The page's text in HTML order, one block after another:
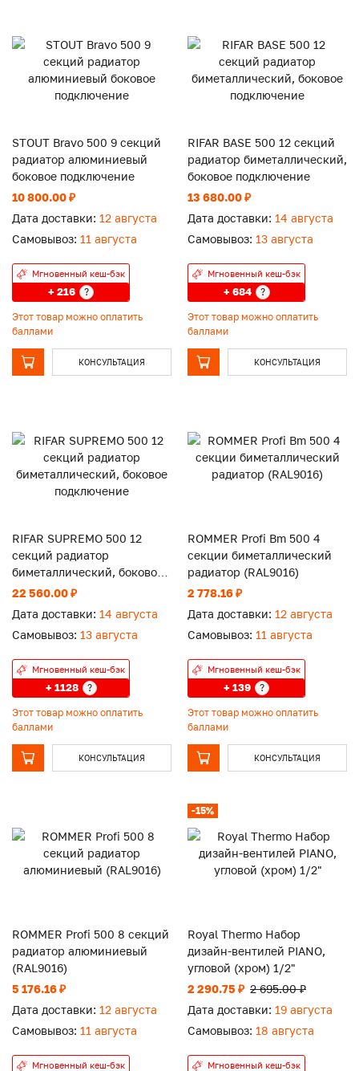
STOUT Bravo 500 9 секций
радиатор алюминиевый
боковое подключение
10 800.00 ₽
Дата доставки: 12 августа
Самовывоз: 11 августа
Мгновенный кеш-бэк
+ 216 ?
Этот товар можно оплатить
баллами
КОНСУЛЬТАЦИЯ
RIFAR BASE 500 12 секций
радиатор биметаллический,
боковое подключение
13 680.00 ₽
Дата доставки: 14 августа
Самовывоз: 13 августа
Мгновенный кеш-бэк
+ 684 ?
Этот товар можно оплатить
баллами
КОНСУЛЬТАЦИЯ
RIFAR SUPREMO 500 12
секций радиатор
биметаллический, боковое
подключение
22 560.00 ₽
Дата доставки: 14 августа
Самовывоз: 13 августа
Мгновенный кеш-бэк
+ 1128 ?
Этот товар можно оплатить
баллами
КОНСУЛЬТАЦИЯ
ROMMER Profi Bm 500 4
секции биметаллический
радиатор (RAL9016)
2 778.16 ₽
Дата доставки: 12 августа
Самовывоз: 11 августа
Мгновенный кеш-бэк
+ 139 ?
Этот товар можно оплатить
баллами
КОНСУЛЬТАЦИЯ
ROMMER Profi 500 8 секций
радиатор алюминиевый
(RAL9016)
5 176.16 ₽
Дата доставки: 12 августа
Самовывоз: 11 августа
Мгновенный кеш-бэк
-15%
Royal Thermo Набор
дизайн-вентилей PIANO,
угловой (хром) 1/2"
2 290.75 ₽ 2 695.00 ₽
Дата доставки: 19 августа
Самовывоз: 18 августа
Мгновенный кеш-бэк